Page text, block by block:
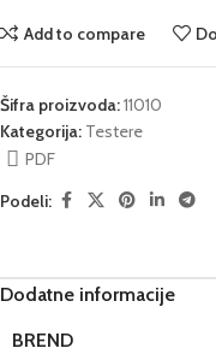
Add to compare
Šifra proizvoda:11010
Kategorija: Testere
PDF
Podeli:
Dodatne informacije
BREND